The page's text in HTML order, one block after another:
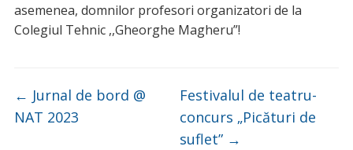
asemenea, domnilor profesori organizatori de la
Colegiul Tehnic ,,Gheorghe Magheru”!
← Jurnal de bord @
NAT 2023
Festivalul de teatru-
concurs „Picături de
suflet” →